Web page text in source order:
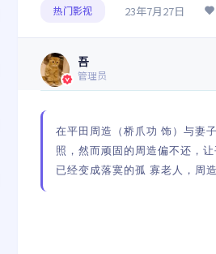
热门影视 23年7月27日
吾
管理员
在平田周造（桥爪功 饰）与妻
照，然而顽固的周造偏不还，
已经变成落寞的孤 寡老人，周